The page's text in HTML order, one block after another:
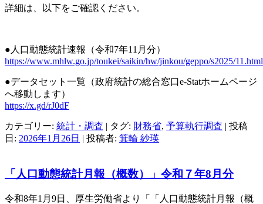
詳細は、以下をご確認ください。
●人口動態統計速報（令和7年11月分）
https://www.mhlw.go.jp/toukei/saikin/hw/jinkou/geppo/s2025/11.html
●データセット一覧（政府統計の総合窓口e-Statホームページ
へ移動します）
https://x.gd/rJ0dF
カテゴリー: 統計・調査 | タグ: 財務省, 予算執行調査 | 投稿
日: 2026年1月26日 | 投稿者: 箕輪 紗瑛
「人口動態統計月報（概数）」令和７年8月分
令和8年1月9日、厚生労働省より「「人口動態統計月報（概